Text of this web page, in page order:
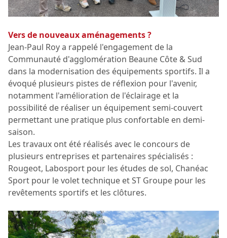
Vers de nouveaux aménagements ?
Jean-Paul Roy a rappelé l'engagement de la
Communauté d'agglomération Beaune Côte & Sud
dans la modernisation des équipements sportifs. Il a
évoqué plusieurs pistes de réflexion pour l'avenir,
notamment l'amélioration de l'éclairage et la
possibilité de réaliser un équipement semi-couvert
permettant une pratique plus confortable en demi-
saison.
Les travaux ont été réalisés avec le concours de
plusieurs entreprises et partenaires spécialisés :
Rougeot, Labosport pour les études de sol, Chanéac
Sport pour le volet technique et ST Groupe pour les
revêtements sportifs et les clôtures.